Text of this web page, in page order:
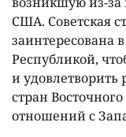
США. Советская
заинтересована
Республикой,
и удовлетворить
стран
отношений с